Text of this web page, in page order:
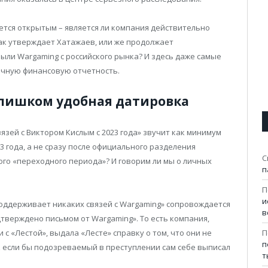
открытым – является ли компания действительно
утверждает Хатажаев, или же продолжает
Wargaming с российского рынка? И здесь даже самые
финансовую отчетность.
удобная датировка
с Виктором Кислым с 2023 года» звучит как минимум
а не сразу после официального разделения
«переходного периода»? И говорим ли мы о личных
никаких связей с Wargaming» сопровождается
письмом от Wargaming». То есть компания,
«Лестой», выдала «Лесте» справку о том, что они не
бы подозреваемый в преступлении сам себе выписал